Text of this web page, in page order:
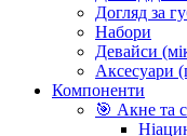
Догляд за
Набори
Девайси
Аксесуари
Компоненти
🎯 Акне та